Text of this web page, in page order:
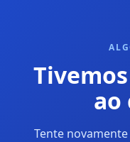
ao
Tente